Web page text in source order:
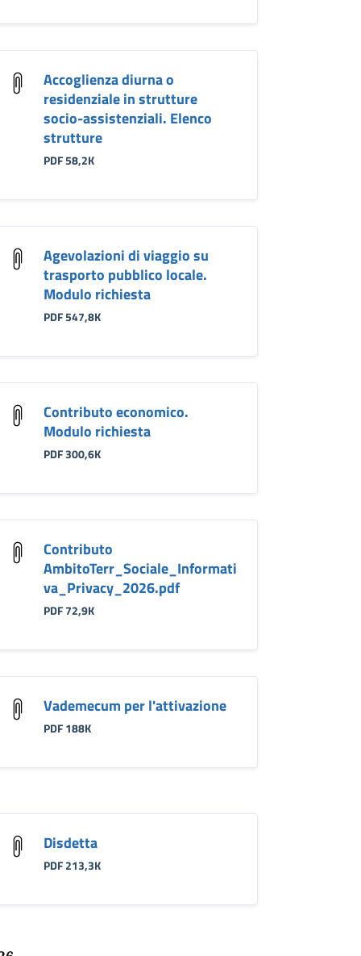
Accoglienza diurna o
residenziale in strutture
socio-assistenziali. Elenco
strutture
PDF 58,2K
Agevolazioni di viaggio su
trasporto pubblico locale.
Modulo richiesta
PDF 547,8K
Contributo economico.
Modulo richiesta
PDF 300,6K
Contributo
AmbitoTerr_Sociale_Informati
va_Privacy_2026.pdf
PDF 72,9K
Vademecum per l'attivazione
PDF 188K
Disdetta
PDF 213,3K